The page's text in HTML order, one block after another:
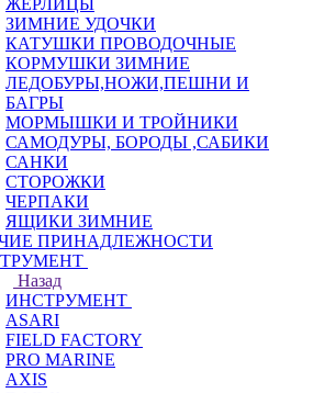
ЖЕРЛИЦЫ
ЗИМНИЕ УДОЧКИ
КАТУШКИ ПРОВОДОЧНЫЕ
КОРМУШКИ ЗИМНИЕ
ЛЕДОБУРЫ,НОЖИ,ПЕШНИ И
БАГРЫ
МОРМЫШКИ И ТРОЙНИКИ
САМОДУРЫ, БОРОДЫ ,САБИКИ
САНКИ
СТОРОЖКИ
ЧЕРПАКИ
ЯЩИКИ ЗИМНИЕ
ПРИНАДЛЕЖНОСТИ
Назад
ИНСТРУМЕНТ
ASARI
FIELD FACTORY
PRO MARINE
AXIS